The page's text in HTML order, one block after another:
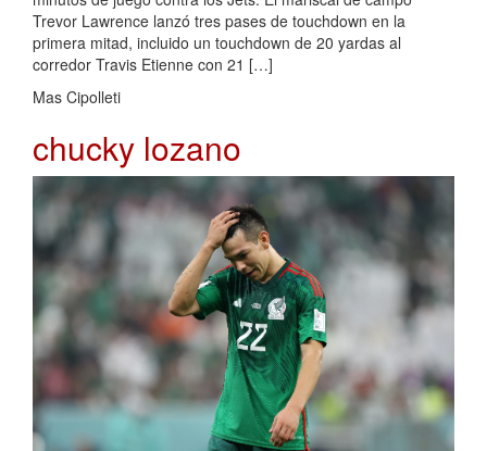
Trevor Lawrence lanzó tres pases de touchdown en la
primera mitad, incluido un touchdown de 20 yardas al
corredor Travis Etienne con 21 […]
Mas Cipolleti
chucky lozano